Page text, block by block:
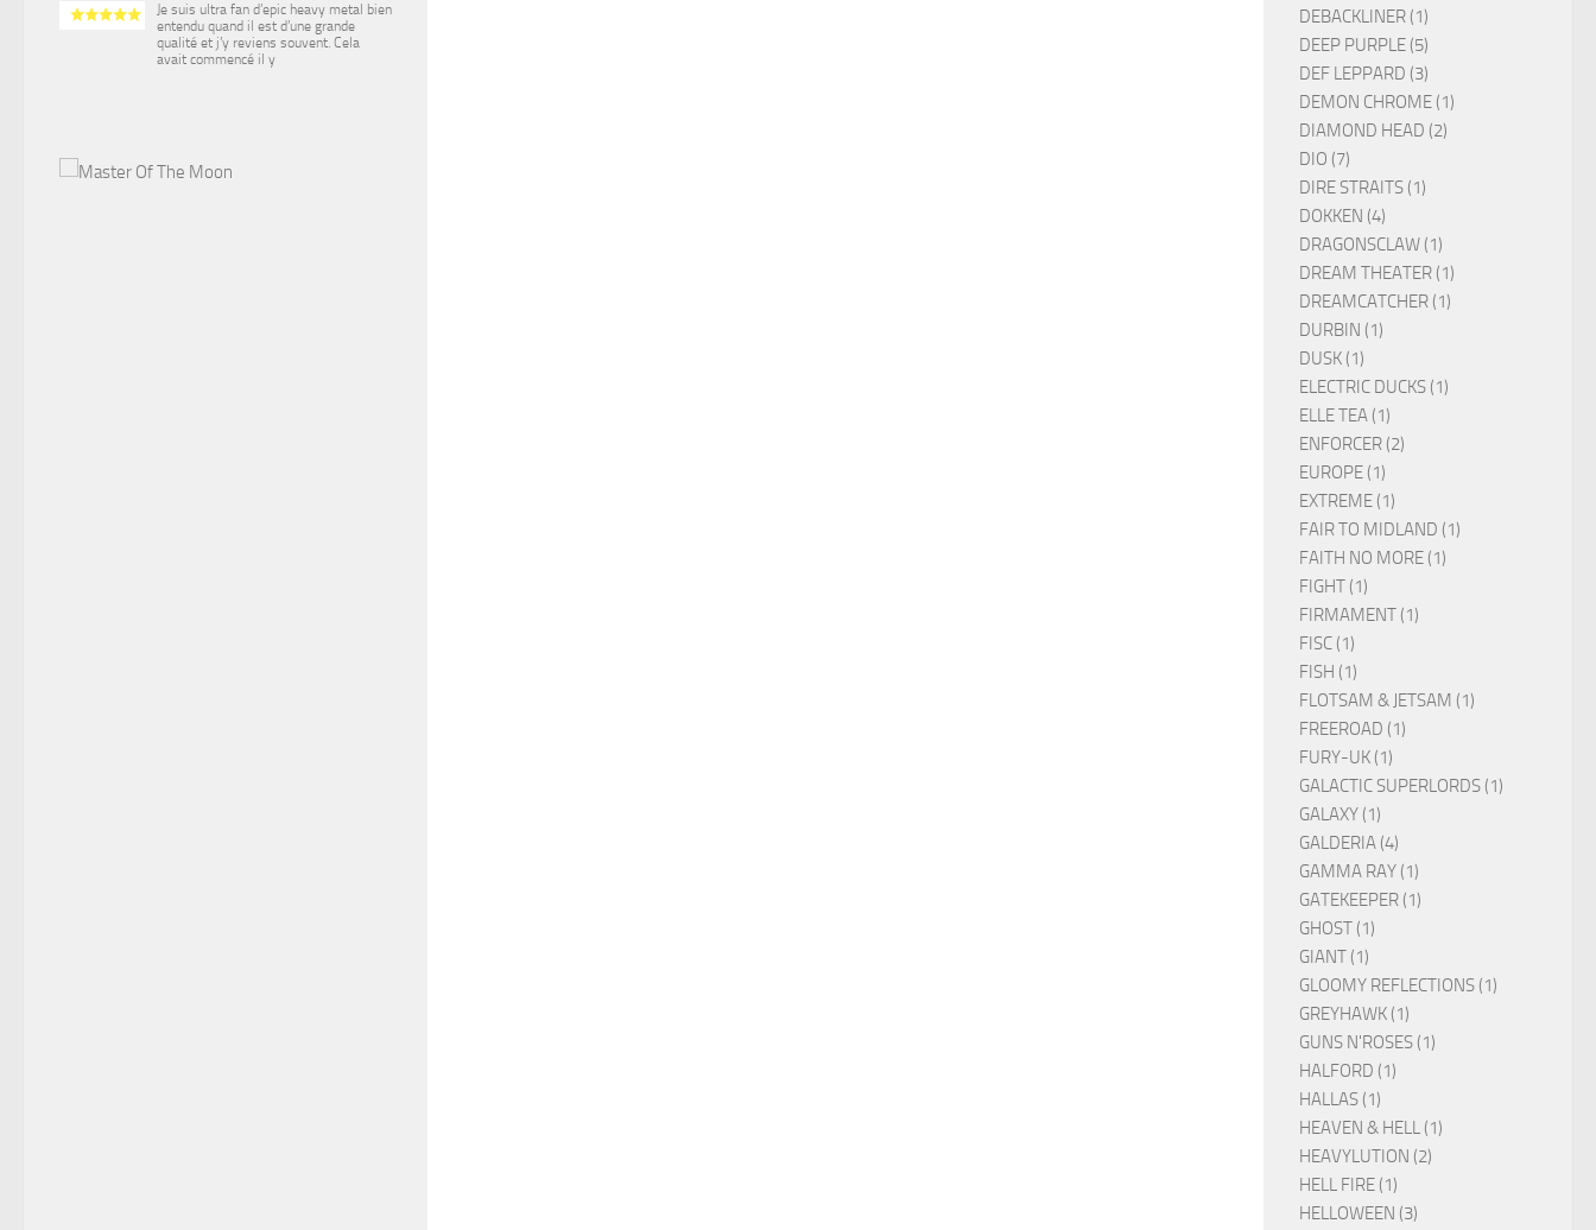
Je suis ultra fan d’epic heavy metal bien
entendu quand il est d’une grande
qualité et j’y reviens souvent. Cela
avait commencé il y
DEBACKLINER (1)
DEEP PURPLE (5)
DEF LEPPARD (3)
DEMON CHROME (1)
DIAMOND HEAD (2)
DIO (7)
DIRE STRAITS (1)
DOKKEN (4)
DRAGONSCLAW (1)
DREAM THEATER (1)
DREAMCATCHER (1)
DURBIN (1)
DUSK (1)
ELECTRIC DUCKS (1)
ELLE TEA (1)
ENFORCER (2)
EUROPE (1)
EXTREME (1)
FAIR TO MIDLAND (1)
FAITH NO MORE (1)
FIGHT (1)
FIRMAMENT (1)
FISC (1)
FISH (1)
FLOTSAM & JETSAM (1)
FREEROAD (1)
FURY-UK (1)
GALACTIC SUPERLORDS (1)
GALAXY (1)
GALDERIA (4)
GAMMA RAY (1)
GATEKEEPER (1)
GHOST (1)
GIANT (1)
GLOOMY REFLECTIONS (1)
GREYHAWK (1)
GUNS N'ROSES (1)
HALFORD (1)
HALLAS (1)
HEAVEN & HELL (1)
HEAVYLUTION (2)
HELL FIRE (1)
HELLOWEEN (3)